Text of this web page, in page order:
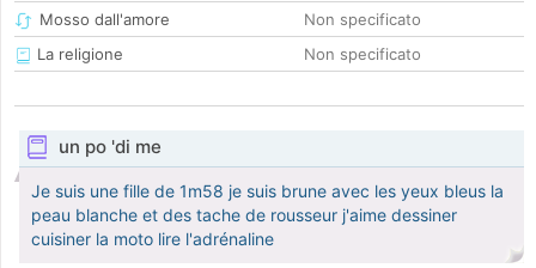
Mosso dall'amore
Non specificato
La religione
Non specificato
un po 'di me
Je suis une fille de 1m58 je suis brune avec les yeux bleus la
peau blanche et des tache de rousseur j'aime dessiner
cuisiner la moto lire l'adrénaline